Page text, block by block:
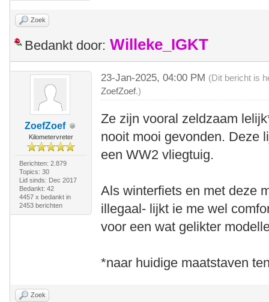
Zoek
Bedankt door: Willeke_IGKT
ZoefZoef
Kilometervreter
Berichten: 2.879
Topics: 30
Lid sinds: Dec 2017
Bedankt: 42
4457 x bedankt in
2453 berichten
23-Jan-2025, 04:00 PM (Dit bericht is
ZoefZoef.)
Ze zijn vooral zeldzaam
nooit mooi gevonden. Deze
een WW2 vliegtuig.
Als winterfiets en met deze
illegaal- lijkt ie me wel
voor een wat gelikter
*naar huidige maatstaven
Zoek